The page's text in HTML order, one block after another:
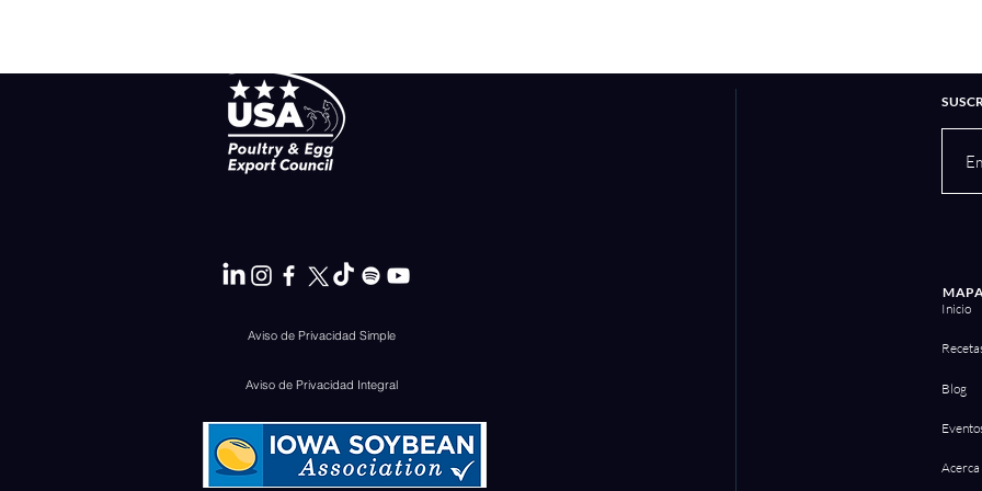
Aviso de Privacidad Simple
Aviso de Privacidad Integral
Inicio
Blog
Acerca